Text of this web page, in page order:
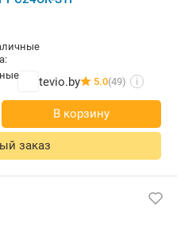
tevio.by 5.0(49) i
В корзину
заказ